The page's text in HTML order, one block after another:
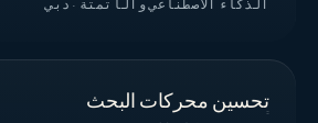
الذكاء الاصطناعي والأتمتة · دبي
تحسين محركات البحث